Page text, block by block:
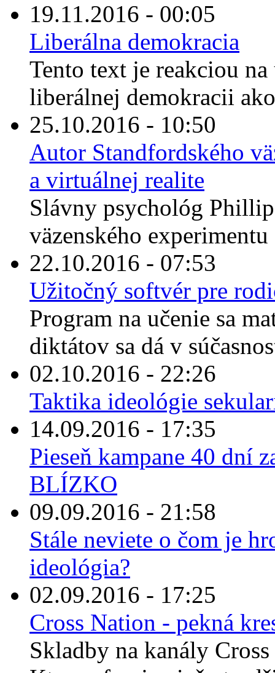
19.11.2016 - 00:05
Liberálna demokracia
Tento text je reakciou
liberálnej demokracii
25.10.2016 - 10:50
Autor Standfordského
a virtuálnej realite
Slávny psychológ
väzenského
22.10.2016 - 07:53
Užitočný softvér pre
Program na učenie sa
diktátov sa dá v
02.10.2016 - 22:26
Taktika ideológie
14.09.2016 - 17:35
Pieseň kampane 40 dní
BLÍZKO
09.09.2016 - 21:58
Stále neviete o čom je
ideológia?
02.09.2016 - 17:25
Cross Nation - pekná
Skladby na kanály